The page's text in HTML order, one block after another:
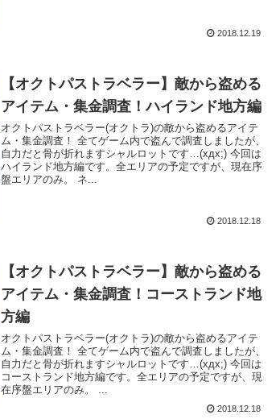
2018.12.19
【オクトパストラベラー】敵から盗める
アイテム・集金調査！ハイランド地方編
オクトパストラベラー(オクトラ)の敵から盗めるアイテ
ム・集金調査！ 全てゲーム内で盗んで調査しましたが、
自力だと骨が折れますシャルロットです…(xдx;) 今回は
ハイランド地方編です。全エリアの予定ですが、現在序
盤エリアのみ。 ネ...
2018.12.18
【オクトパストラベラー】敵から盗める
アイテム・集金調査！コーストランド地
方編
オクトパストラベラー(オクトラ)の敵から盗めるアイテ
ム・集金調査！ 全てゲーム内で盗んで調査しましたが、
自力だと骨が折れますシャルロットです…(xдx;) 今回は
コーストランド地方編です。全エリアの予定ですが、現
在序盤エリアのみ。 ...
2018.12.18